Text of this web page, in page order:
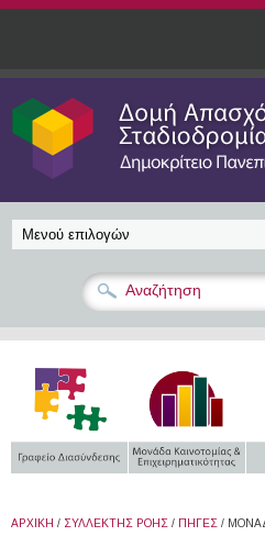
Παράκαμψη προς το κυρίως
ΑΡΧΙΚΉ / ΣΥΛΛΈΚΤΗΣ ΡΟΉΣ / ΠΗΓΈΣ /